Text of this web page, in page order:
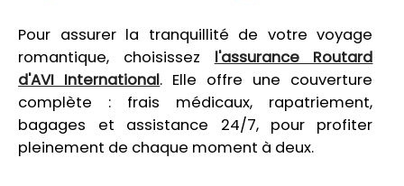
Pour assurer la tranquillité de votre voyage
romantique, choisissez l'assurance Routard
d'AVI International. Elle offre une couverture
complète : frais médicaux, rapatriement,
bagages et assistance 24/7, pour profiter
pleinement de chaque moment à deux.